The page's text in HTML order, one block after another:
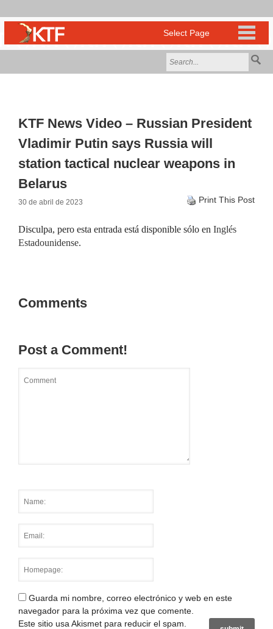
KTF News Video – Russian President
Vladimir Putin says Russia will
station tactical nuclear weapons in
Belarus
30 de abril de 2023 Print This Post
Disculpa, pero esta entrada está disponible sólo en Inglés
Estadounidense.
Comments
Post a Comment!
Guarda mi nombre, correo electrónico y web en este
navegador para la próxima vez que comente.
Este sitio usa Akismet para reducir el spam.